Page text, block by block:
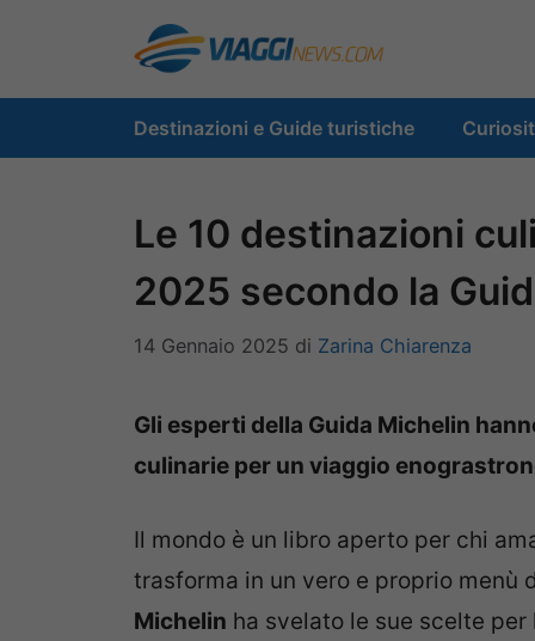
contenuto
Destinazioni e Guide turistiche
Le 10 destinazioni
2025 secondo la
14 Gennaio 2025 di Zarina Chiarenza
Gli esperti della Guida Michelin
culinarie per un viaggio
Il mondo è un libro aperto per chi
trasforma in un vero e proprio menù
Michelin ha svelato le sue scelte per